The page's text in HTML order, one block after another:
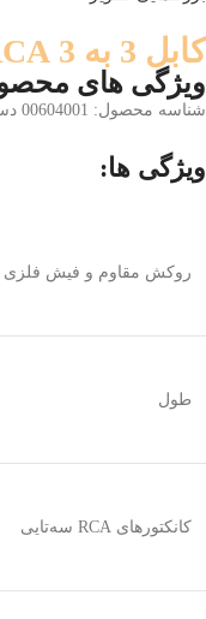
کابل 3 به 3 RCA ایکس پی پروداکت طول 1.5 متر
ویژگی های
شناسه محصول: 00604001
ویژگی ها:
روکش مقاوم و فیش فلزی
طول
کانکتورهای RCA سه‌تایی